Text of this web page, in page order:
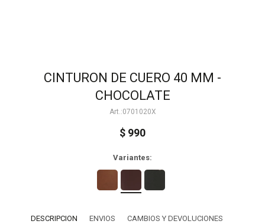
CINTURON DE CUERO 40 MM -
CHOCOLATE
0701020X
$ 990
Variantes:
DESCRIPCION ENVIOS CAMBIOS Y DEVOLUCIONES